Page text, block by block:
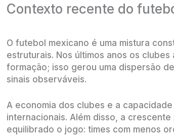
Contexto recente do
O futebol mexicano é uma mistura
estruturais. Nos últimos anos os
formação; isso gerou uma dispersão
sinais observáveis.
A economia dos clubes e a
internacionais. Além disso, a
equilibrado o jogo: times com menos